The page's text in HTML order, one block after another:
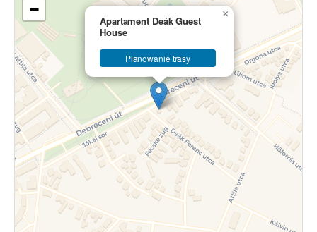
Apartament Deák Guest
House
Planowanie trasy
×
−